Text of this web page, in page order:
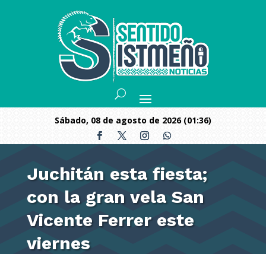
sábado, 08 de agosto de 2026 (01:36)
Juchitán esta fiesta;
con la gran vela San
Vicente Ferrer este
viernes